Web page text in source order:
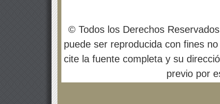
© Todos los Derechos
puede ser reproducida con fines
cite la fuente completa y su
previo por